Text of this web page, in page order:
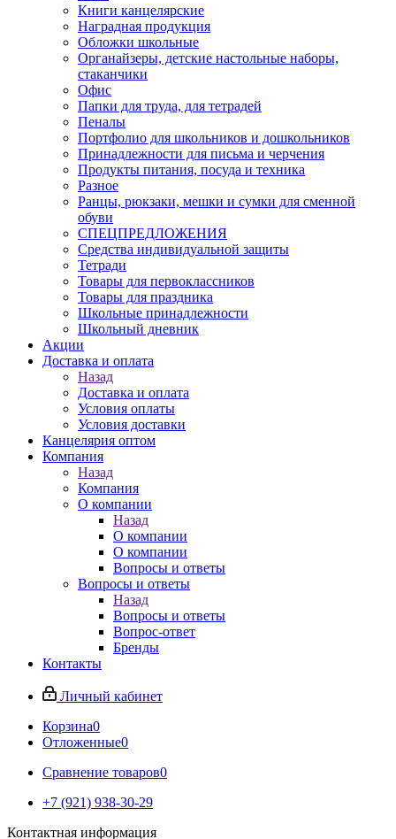
Книги канцелярские
Наградная продукция
Обложки школьные
Органайзеры, детские настольные наборы,
стаканчики
Офис
Папки для труда, для тетрадей
Пеналы
Портфолио для школьников и дошкольников
Принадлежности для письма и черчения
Продукты питания, посуда и техника
Разное
Ранцы, рюкзаки, мешки и сумки для сменной
обуви
СПЕЦПРЕДЛОЖЕНИЯ
Средства индивидуальной защиты
Тетради
Товары для первоклассников
Товары для праздника
Школьные принадлежности
Школьный дневник
Акции
Доставка и оплата
Назад
Доставка и оплата
Условия оплаты
Условия доставки
Канцелярия оптом
Компания
Назад
Компания
О компании
Назад
О компании
О компании
Вопросы и ответы
Вопросы и ответы
Назад
Вопросы и ответы
Вопрос-ответ
Бренды
Контакты
Личный кабинет
Корзина0
Отложенные0
Сравнение товаров0
+7 (921) 938-30-29
Контактная информация